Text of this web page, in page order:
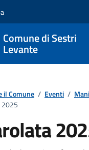
Comune di Sestri
Levante
il Comune / Eventi /
2025